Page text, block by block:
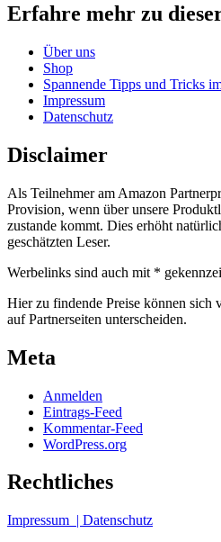
Erfahre mehr zu
Über uns
Shop
Spannende Tipps und Tricks
Impressum
Datenschutz
Disclaimer
Als Teilnehmer am Amazon
Provision, wenn über unsere
zustande kommt. Dies erhöht
geschätzten Leser.
Werbelinks sind auch mit *
Hier zu findende Preise können sich
auf Partnerseiten unterscheiden.
Meta
Anmelden
Eintrags-Feed
Kommentar-Feed
WordPress.org
Rechtliches
Impressum | Datenschutz